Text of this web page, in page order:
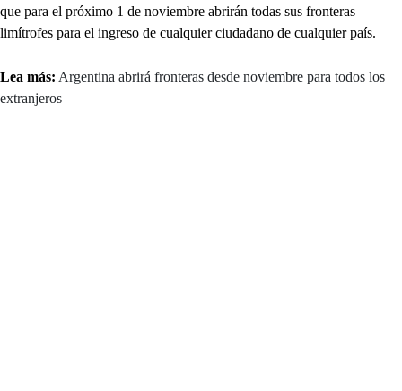
que para el próximo 1 de noviembre abrirán todas sus fronteras
limítrofes para el ingreso de cualquier ciudadano de cualquier país.
Lea más: Argentina abrirá fronteras desde noviembre para todos los
extranjeros